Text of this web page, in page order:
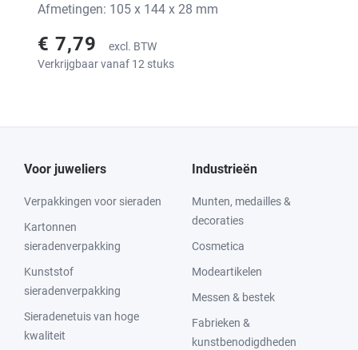
Afmetingen: 105 x 144 x 28 mm
€ 7,79
excl. BTW
Verkrijgbaar vanaf 12 stuks
Voor juweliers
Verpakkingen voor sieraden
Kartonnen
sieradenverpakking
Kunststof
sieradenverpakking
Sieradenetuis van hoge
kwaliteit
Industrieën
Munten, medailles &
decoraties
Cosmetica
Modeartikelen
Messen & bestek
Fabrieken &
kunstbenodigdheden